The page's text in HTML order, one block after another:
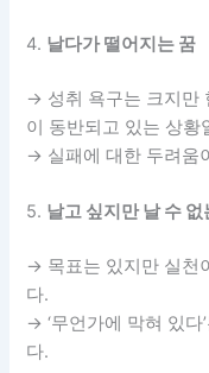
4. 날다가 떨어지는 꿈
→ 성취 욕구는 크지만
이 동반되고 있는 상황
→ 실패에 대한 두려움
5. 날고 싶지만 날 수 없
→ 목표는 있지만 실천
다.
→ ‘무언가에 막혀 있다
다.